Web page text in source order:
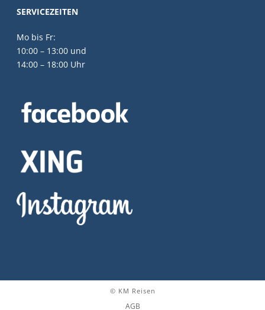
SERVICEZEITEN
Mo bis Fr:
10:00 – 13:00 und
14:00 – 18:00 Uhr
© KM Reisen
AGB